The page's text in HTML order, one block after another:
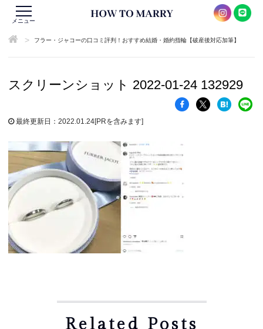
メニュー
> フラー・ジャコーの口コミ評判！おすすめ結婚・婚約指輪【破産後対応加筆】
スクリーンショット 2022-01-24 132929
最終更新日：2022.01.24[PRを含みます]
Related Posts